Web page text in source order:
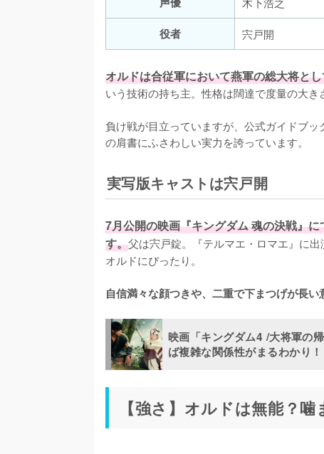
役者
宍戸開
オルドは合従軍において燕軍の総大将と
いう技術の持ち主。性格は闊達で度量の大き
負け戦が目立っていますが、公式ガイドブ
の肩書にふさわしい実力を誇っています。
実写版キャストは宍戸開
7月公開の映画『キングダム 魂の決戦』
す。父は宍戸錠。『テルマエ・ロマエ』に
オルドにぴったり。
自信満々な顔つきや、二重で下まつげが長
映画「キングダム4 /大将軍の
ば複雑な関係性がまるわかり！
【強さ】オルドは無能？